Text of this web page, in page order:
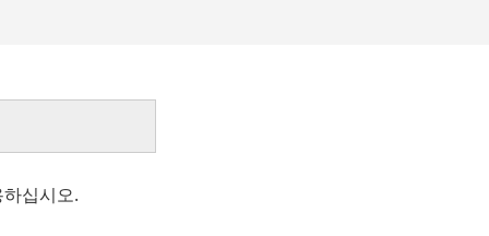
십시오.